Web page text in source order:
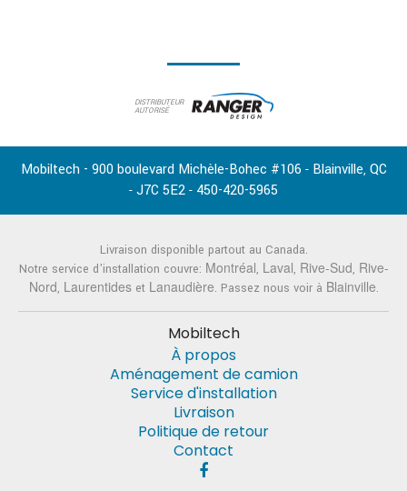
DISTRIBUTEUR
AUTORISÉ
Mobiltech - 900 boulevard Michèle-Bohec #106 - Blainville, QC
- J7C 5E2 - 450-420-5965
Livraison disponible partout au Canada.
Notre service d'installation couvre: Montréal, Laval, Rive-Sud, Rive-
Nord, Laurentideset Lanaudière. Passez nous voir à Blainville.
Mobiltech
À propos
Aménagement de camion
Service d'installation
Livraison
Politique de retour
Contact